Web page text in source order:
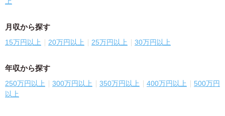
月収から探す
15万円以上 20万円以上 25万円以上 30万円以上
年収から探す
250万円以上 300万円以上 350万円以上 400万円以上
500万円
以上